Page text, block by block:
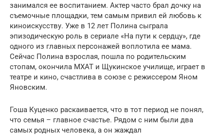
занимался ее воспитанием. Актер часто брал дочку на
съемочные площадки, тем самым привил ей любовь к
киноискусству. Уже в 12 лет Полина сыграла
эпизодическую роль в сериале «На пути к сердцу», где
одного из главных персонажей воплотила ее мама.
Сейчас Полина взрослая, пошла по родительским
стопам, окончила МХАТ и Щукинское училище, играет в
театре и кино, счастлива в союзе с режиссером Яном
Яновским.
Гоша Куценко раскаивается, что в тот период не понял,
что семья – главное счастье. Рядом с ним были два
самых родных человека, а он жаждал